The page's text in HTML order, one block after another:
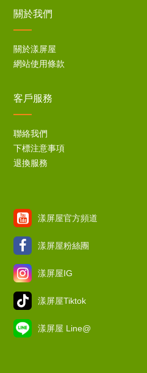
關於我們
關於漾屏屋
網站使用條款
客戶服務
聯絡我們
下標注意事項
退換服務
漾屏屋官方頻道
漾屏屋粉絲團
漾屏屋IG
漾屏屋Tiktok
漾屏屋 Line@